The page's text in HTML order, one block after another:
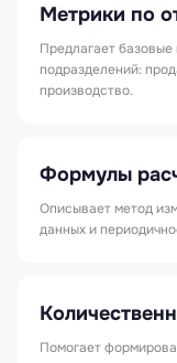
Метрики по
Предлагает
подразделений:
производство.
Формулы
Описывает метод
данных и
Помогает